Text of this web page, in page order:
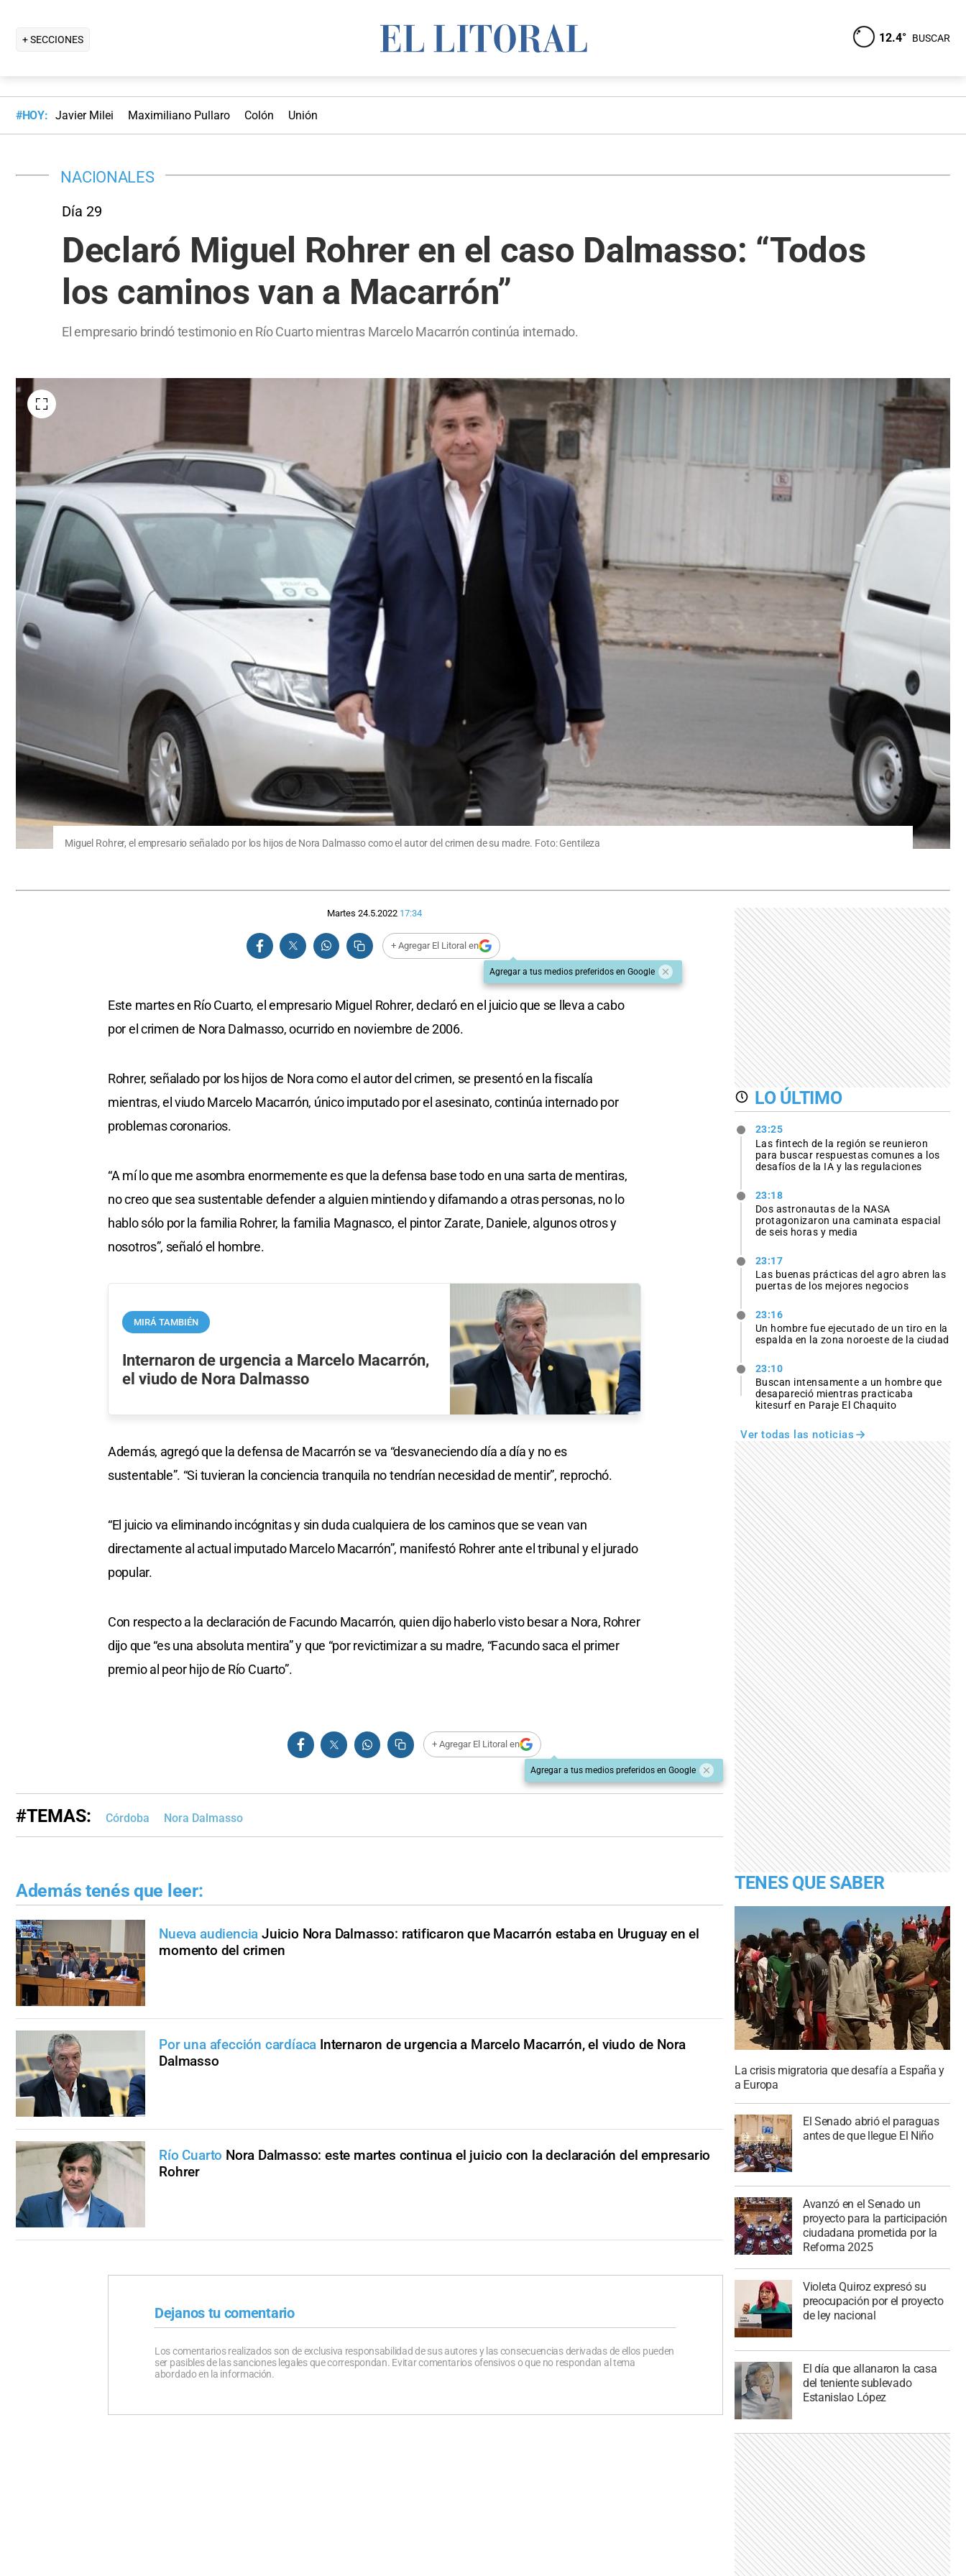
+ SECCIONES 12.4° BUSCAR
#HOY: Javier Milei Maximiliano Pullaro Colón Unión
NACIONALES
Día 29
Declaró Miguel Rohrer en el caso Dalmasso: “Todos
los caminos van a Macarrón”
El empresario brindó testimonio en Río Cuarto mientras Marcelo Macarrón continúa internado.
Miguel Rohrer, el empresario señalado por los hijos de Nora Dalmasso como el autor del crimen de su madre. Foto: Gentileza
Martes 24.5.2022 17:34
+ Agregar El Litoral en
Agregar a tus medios preferidos en Google
Este martes en Río Cuarto, el empresario Miguel Rohrer, declaró en el juicio que se lleva a cabo
por el crimen de Nora Dalmasso, ocurrido en noviembre de 2006.
Rohrer, señalado por los hijos de Nora como el autor del crimen, se presentó en la fiscalía
mientras, el viudo Marcelo Macarrón, único imputado por el asesinato, continúa internado por
problemas coronarios.
“A mí lo que me asombra enormemente es que la defensa base todo en una sarta de mentiras,
no creo que sea sustentable defender a alguien mintiendo y difamando a otras personas, no lo
hablo sólo por la familia Rohrer, la familia Magnasco, el pintor Zarate, Daniele, algunos otros y
nosotros”, señaló el hombre.
MIRÁ TAMBIÉN
Internaron de urgencia a Marcelo Macarrón,
el viudo de Nora Dalmasso
Además, agregó que la defensa de Macarrón se va “desvaneciendo día a día y no es
sustentable”. “Si tuvieran la conciencia tranquila no tendrían necesidad de mentir”, reprochó.
“El juicio va eliminando incógnitas y sin duda cualquiera de los caminos que se vean van
directamente al actual imputado Marcelo Macarrón”, manifestó Rohrer ante el tribunal y el jurado
popular.
Con respecto a la declaración de Facundo Macarrón, quien dijo haberlo visto besar a Nora, Rohrer
dijo que “es una absoluta mentira” y que “por revictimizar a su madre, “Facundo saca el primer
premio al peor hijo de Río Cuarto”.
+ Agregar El Litoral en
Agregar a tus medios preferidos en Google
#TEMAS: Córdoba Nora Dalmasso
Además tenés que leer:
Nueva audiencia Juicio Nora Dalmasso: ratificaron que Macarrón estaba en Uruguay en el
momento del crimen
Por una afección cardíaca Internaron de urgencia a Marcelo Macarrón, el viudo de Nora
Dalmasso
Río Cuarto Nora Dalmasso: este martes continua el juicio con la declaración del empresario
Rohrer
Dejanos tu comentario
Los comentarios realizados son de exclusiva responsabilidad de sus autores y las consecuencias derivadas de ellos pueden
ser pasibles de las sanciones legales que correspondan. Evitar comentarios ofensivos o que no respondan al tema
abordado en la información.
LO ÚLTIMO
23:25
Las fintech de la región se reunieron
para buscar respuestas comunes a los
desafíos de la IA y las regulaciones
23:18
Dos astronautas de la NASA
protagonizaron una caminata espacial
de seis horas y media
23:17
Las buenas prácticas del agro abren las
puertas de los mejores negocios
23:16
Un hombre fue ejecutado de un tiro en la
espalda en la zona noroeste de la ciudad
23:10
Buscan intensamente a un hombre que
desapareció mientras practicaba
kitesurf en Paraje El Chaquito
Ver todas las noticias
TENES QUE SABER
La crisis migratoria que desafía a España y
a Europa
El Senado abrió el paraguas
antes de que llegue El Niño
Avanzó en el Senado un
proyecto para la participación
ciudadana prometida por la
Reforma 2025
Violeta Quiroz expresó su
preocupación por el proyecto
de ley nacional
El día que allanaron la casa
del teniente sublevado
Estanislao López